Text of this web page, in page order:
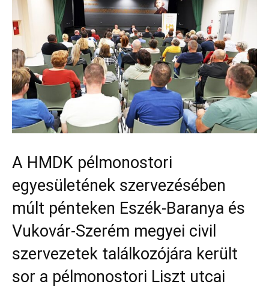
A HMDK pélmonostori
egyesületének szervezésében
múlt pénteken Eszék-Baranya és
Vukovár-Szerém megyei civil
szervezetek találkozójára került
sor a pélmonostori Liszt utcai